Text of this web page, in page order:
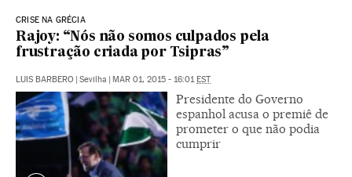
CRISE NA GRÉCIA
Rajoy: “Nós não somos culpados pela
frustração criada por Tsipras”
LUIS BARBERO | Sevilha | MAR 01, 2015 - 16:01EST
Presidente do Governo
espanhol acusa o premiê de
prometer o que não podia
cumprir